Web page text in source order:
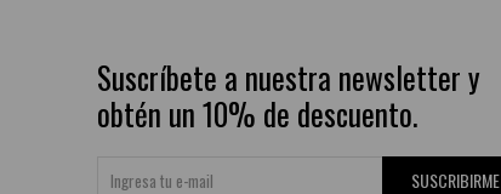
Suscríbete a nuestra newsletter y
obtén un 10% de descuento.
SUSCRIBIRME